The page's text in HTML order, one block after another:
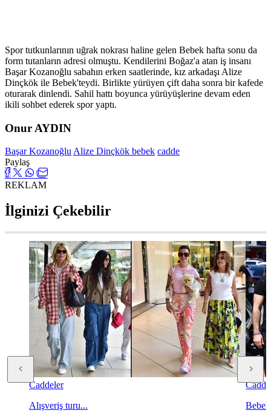
Spor tutkunlarının uğrak nokrası haline gelen Bebek hafta sonu da
form tutanların adresi olmuştu. Kendilerini Boğaz'a atan iş insanı
Başar Kozanoğlu sabahın erken saatlerinde, kız arkadaşı Alize
Dinçkök ile Bebek'teydi. Birlikte yürüyen çift daha sonra bir kafede
oturarak dinlendi. Sahil hattı boyunca yürüyüşlerine devam eden
ikili sohbet ederek spor yaptı.
Onur AYDIN
Başar Kozanoğlu Alize Dinçkök bebek cadde
Paylaş
REKLAM
İlginizi Çekebilir
Caddeler
Alışveriş turu...